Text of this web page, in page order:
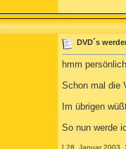
DVD´s
hmm
Schon mal die
Im übrigen
So nun werde